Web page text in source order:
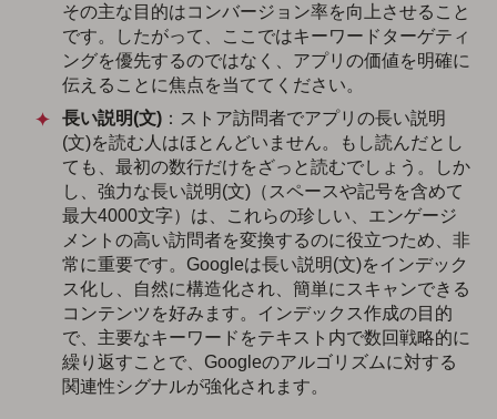
その主な目的はコンバージョン率を向上させること
です。したがって、ここではキーワードターゲティ
ングを優先するのではなく、アプリの価値を明確に
伝えることに焦点を当ててください。
長い説明(文) ：ストア訪問者でアプリの長い説明
(文)を読む人はほとんどいません。もし読んだとし
ても、最初の数行だけをざっと読むでしょう。しか
し、強力な長い説明(文)（スペースや記号を含めて
最大4000文字）は、これらの珍しい、エンゲージ
メントの高い訪問者を変換するのに役立つため、非
常に重要です。Googleは長い説明(文)をインデック
ス化し、自然に構造化され、簡単にスキャンできる
コンテンツを好みます。インデックス作成の目的
で、主要なキーワードをテキスト内で数回戦略的に
繰り返すことで、Googleのアルゴリズムに対する
関連性シグナルが強化されます。